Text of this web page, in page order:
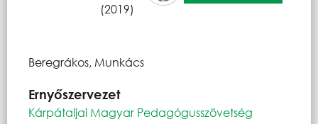
(2019)
Beregrákos, Munkács
Ernyőszervezet
Kárpátaljai Magyar Pedagógusszövetség